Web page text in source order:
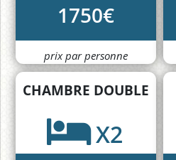
1750€
prix par personne
CHAMBRE DOUBLE
X2